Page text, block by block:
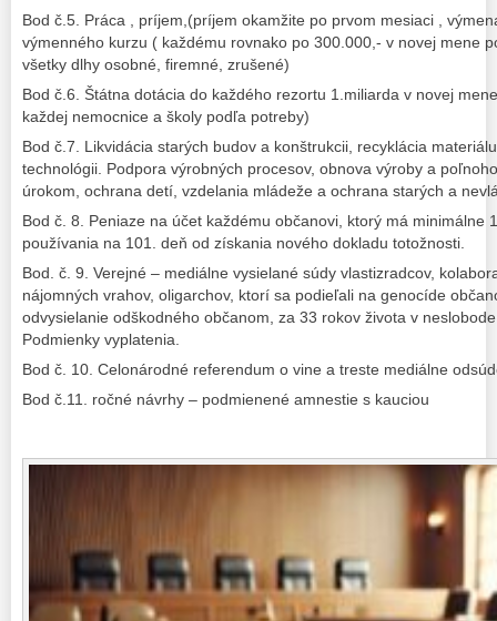
Bod č.5. Práca , príjem,(príjem okamžite po prvom mesiaci ,
výmenného kurzu ( každému rovnako po 300.000,- v novej mene
všetky dlhy osobné, firemné, zrušené)
Bod č.6. Štátna dotácia do každého rezortu 1.miliarda v novej
každej nemocnice a školy podľa potreby)
Bod č.7. Likvidácia starých budov a konštrukcii, recyklácia
technológii. Podpora výrobných procesov, obnova výroby a
úrokom, ochrana detí, vzdelania mládeže a ochrana starých a
Bod č. 8. Peniaze na účet každému občanovi, ktorý má minimálne
používania na 101. deň od získania nového dokladu totožnosti.
Bod. č. 9. Verejné – mediálne vysielané súdy vlastizradcov,
nájomných vrahov, oligarchov, ktorí sa podieľali na genocíde
odvysielanie odškodného občanom, za 33 rokov života v
Podmienky vyplatenia.
Bod č. 10. Celonárodné referendum o vine a treste mediálne
Bod č.11. ročné návrhy – podmienené amnestie s kauciou